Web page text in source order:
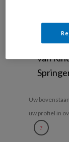
Ja, ik
van
Uw
uw profiel in
?